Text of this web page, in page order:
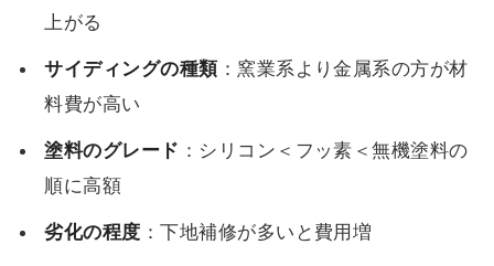
上がる
サイディングの種類：窯業系より金属系の方が材
料費が高い
塗料のグレード ：シリコン＜フッ素＜無機塗料の
順に高額
劣化の程度 ：下地補修が多いと費用増